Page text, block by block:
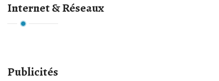
Internet & Réseaux
Publicités